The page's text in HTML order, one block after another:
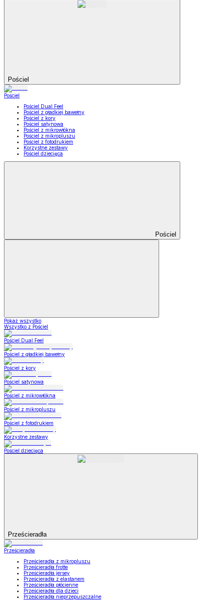
Pościel
Pościel
Pościel Dual Feel
Pościel z gładkiej bawełny
Pościel z kory
Pościel satynowa
Pościel z mikrowłókna
Pościel z mikropluszu
Pościel z fotodrukiem
Korzystne zestawy
Pościel dziecięca
Pościel
Pokaż wszystko
Wszystko z Pościel
Pościel Dual Feel
Pościel z gładkiej bawełny
Pościel z kory
Pościel satynowa
Pościel z mikrowłókna
Pościel z mikropluszu
Pościel z fotodrukiem
Korzystne zestawy
Pościel dziecięca
Prześcieradła
Prześcieradła
Prześcieradła z mikropluszu
Prześcieradła frotte
Prześcieradła jersey
Prześcieradła z elastanem
Prześcieradła płócienne
Prześcieradła dla dzieci
Prześcieradła nieprzepuszczalne